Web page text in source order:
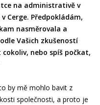
na administrativě v
Cerge. Předpokládám,
nasměrovala a
Vašich zkušeností
nebo spíš počkat,
by mě mohlo bavit z
společnosti, a proto je